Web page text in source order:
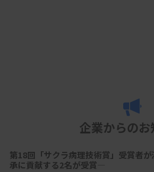
企業からのお
第18回「サクラ病理技術賞」受賞者
承に貢献する2名が受賞―